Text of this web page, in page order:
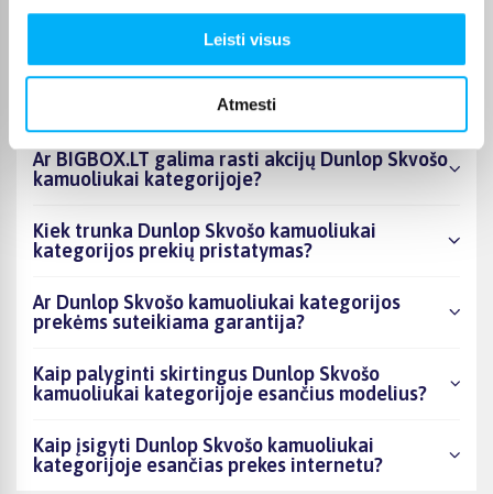
Leisti visus
Atmesti
esantys produktai šiuo metu populiariausi?
Kiek prekių yra Dunlop Skvošo kamuoliukai
Ar BIGBOX.LT galima rasti akcijų Dunlop Skvošo
kamuoliukai kategorijoje?
Kiek trunka Dunlop Skvošo kamuoliukai
kategorijos prekių pristatymas?
Ar Dunlop Skvošo kamuoliukai kategorijos
prekėms suteikiama garantija?
Kaip palyginti skirtingus Dunlop Skvošo
kamuoliukai kategorijoje esančius modelius?
Kaip įsigyti Dunlop Skvošo kamuoliukai
kategorijoje esančias prekes internetu?